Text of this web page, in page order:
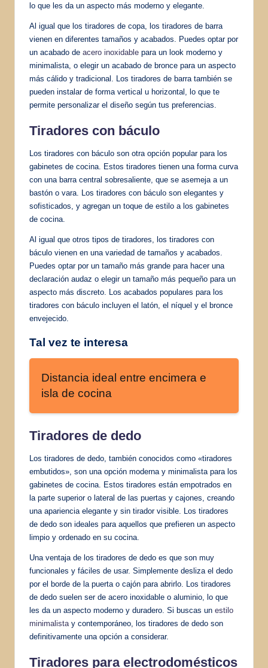
lo que les da un aspecto más moderno y elegante.
Al igual que los tiradores de copa, los tiradores de barra
vienen en diferentes tamaños y acabados. Puedes optar por
un acabado de acero inoxidable para un look moderno y
minimalista, o elegir un acabado de bronce para un aspecto
más cálido y tradicional. Los tiradores de barra también se
pueden instalar de forma vertical u horizontal, lo que te
permite personalizar el diseño según tus preferencias.
Tiradores con báculo
Los tiradores con báculo son otra opción popular para los
gabinetes de cocina. Estos tiradores tienen una forma curva
con una barra central sobresaliente, que se asemeja a un
bastón o vara. Los tiradores con báculo son elegantes y
sofisticados, y agregan un toque de estilo a los gabinetes
de cocina.
Al igual que otros tipos de tiradores, los tiradores con
báculo vienen en una variedad de tamaños y acabados.
Puedes optar por un tamaño más grande para hacer una
declaración audaz o elegir un tamaño más pequeño para un
aspecto más discreto. Los acabados populares para los
tiradores con báculo incluyen el latón, el níquel y el bronce
envejecido.
Tal vez te interesa
Distancia ideal entre encimera e
isla de cocina
Tiradores de dedo
Los tiradores de dedo, también conocidos como «tiradores
embutidos», son una opción moderna y minimalista para los
gabinetes de cocina. Estos tiradores están empotrados en
la parte superior o lateral de las puertas y cajones, creando
una apariencia elegante y sin tirador visible. Los tiradores
de dedo son ideales para aquellos que prefieren un aspecto
limpio y ordenado en su cocina.
Una ventaja de los tiradores de dedo es que son muy
funcionales y fáciles de usar. Simplemente desliza el dedo
por el borde de la puerta o cajón para abrirlo. Los tiradores
de dedo suelen ser de acero inoxidable o aluminio, lo que
les da un aspecto moderno y duradero. Si buscas un estilo
minimalista y contemporáneo, los tiradores de dedo son
definitivamente una opción a considerar.
Tiradores para electrodomésticos